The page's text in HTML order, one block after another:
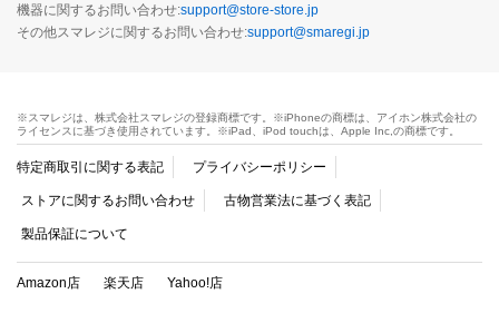
機器に関するお問い合わせ:support@store-store.jp
その他スマレジに関するお問い合わせ:support@smaregi.jp
※スマレジは、株式会社スマレジの登録商標です。※iPhoneの商標は、アイホン株式会社の
ライセンスに基づき使用されています。※iPad、iPod touchは、Apple Inc,の商標です。
特定商取引に関する表記 プライバシーポリシー
ストアに関するお問い合わせ 古物営業法に基づく表記
製品保証について
Amazon店 楽天店 Yahoo!店